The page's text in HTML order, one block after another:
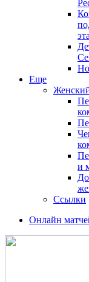
Еще
и
Ссылки
Онлайн